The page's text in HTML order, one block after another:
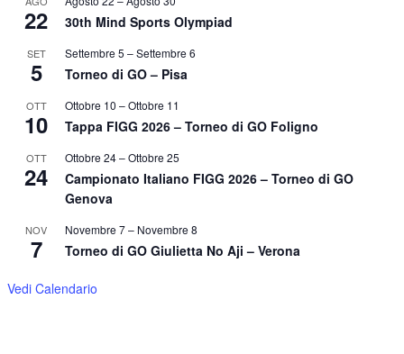
22 30th Mind Sports Olympiad
SET
5
Settembre 5 –Settembre 6
Torneo di GO – Pisa
OTT
10
Ottobre 10 –Ottobre 11
Tappa FIGG 2026 – Torneo di GO Foligno
OTT
24
Ottobre 24–Ottobre 25
Campionato Italiano FIGG 2026 – Torneo di GO
Genova
NOV
7
Novembre 7– Novembre 8
Torneo di GO Giulietta No Aji – Verona
Vedi Calendario